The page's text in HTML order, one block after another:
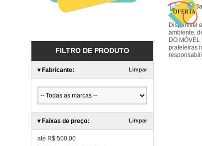
FILTRO DE PRODUTO
▾Fabricante: Limpar
▾Faixas de preço: Limpar
até R$ 500,00
Disponível
ambiente,
DO
prateleiras